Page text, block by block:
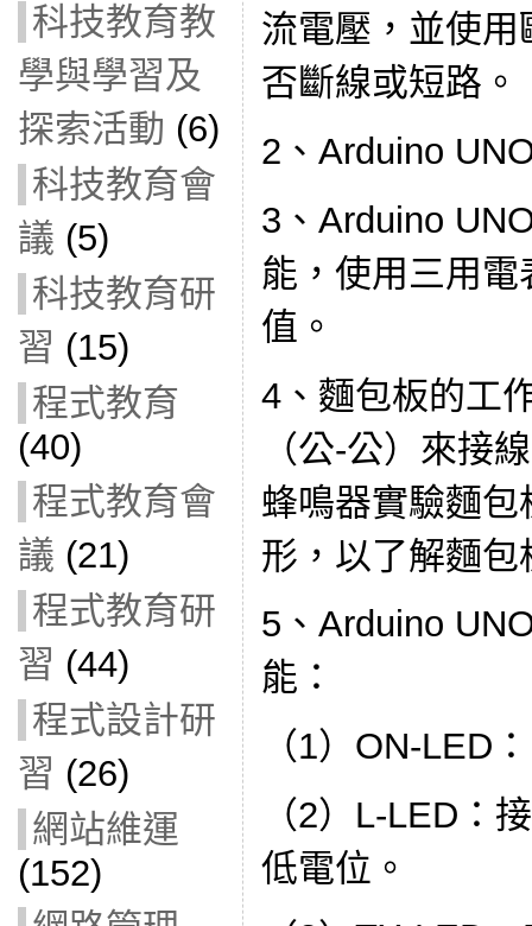
科技教育教
學與學習及
探索活動 (6)
科技教育會
議 (5)
科技教育研
習 (15)
程式教育
(40)
程式教育會
議 (21)
程式教育研
習 (44)
程式設計研
習 (26)
網站維運
(152)
流電壓，並使
否斷線或短路。
2、Arduino
3、Arduino
能，使用三用
值。
4、麵包板的工
（公-公）來接
蜂鳴器實驗麵
形，以了解麵
5、Arduino
能：
（1）ON-LED
（2）L-LED：
低電位。